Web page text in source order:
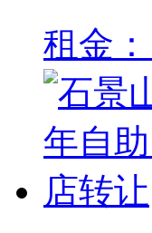
租金：